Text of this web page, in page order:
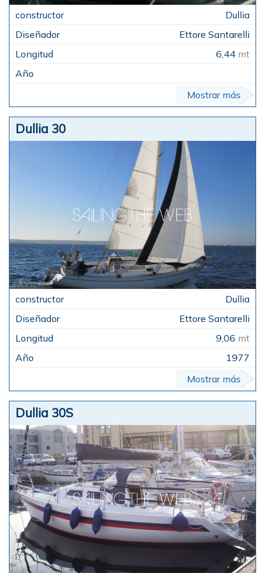
Dullia
Ettore Santarelli
6,44 mt
Mostrar más
Dullia 30
Dullia
Ettore Santarelli
9,06 mt
1977
Mostrar más
Dullia 30S